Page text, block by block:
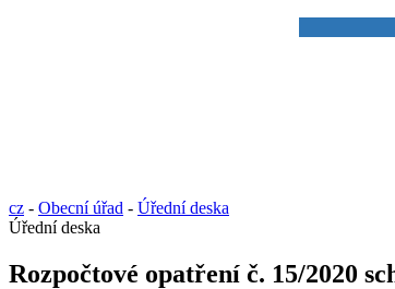
cz - Obecní úřad - Úřední deska
Úřední deska
Rozpočtové opatření č. 15/2020